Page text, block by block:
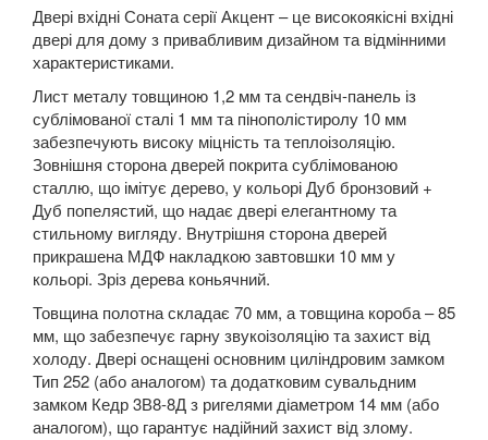
Двері вхідні Соната серії Акцент – це високоякісні вхідні
двері для дому з привабливим дизайном та відмінними
характеристиками.
Лист металу товщиною 1,2 мм та сендвіч-панель із
сублімованої сталі 1 мм та пінополістиролу 10 мм
забезпечують високу міцність та теплоізоляцію.
Зовнішня сторона дверей покрита сублімованою
сталлю, що імітує дерево, у кольорі Дуб бронзовий +
Дуб попелястий, що надає двері елегантному та
стильному вигляду. Внутрішня сторона дверей
прикрашена МДФ накладкою завтовшки 10 мм у
кольорі. Зріз дерева коньячний.
Товщина полотна складає 70 мм, а товщина короба – 85
мм, що забезпечує гарну звукоізоляцію та захист від
холоду. Двері оснащені основним циліндровим замком
Тип 252 (або аналогом) та додатковим сувальдним
замком Кедр 3В8-8Д з ригелями діаметром 14 мм (або
аналогом), що гарантує надійний захист від злому.